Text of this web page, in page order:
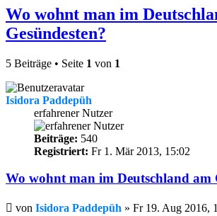
Wo wohnt man im
Gesündesten?
5 Beiträge • Seite 1 von 1
Isidora Paddepüh
erfahrener Nutzer
Beiträge: 540
Registriert: Fr 1. Mär 2013, 15:02
Wo wohnt man im Deutschland am
Beitrag
von Isidora Paddepüh » Fr 19. Aug 2016,